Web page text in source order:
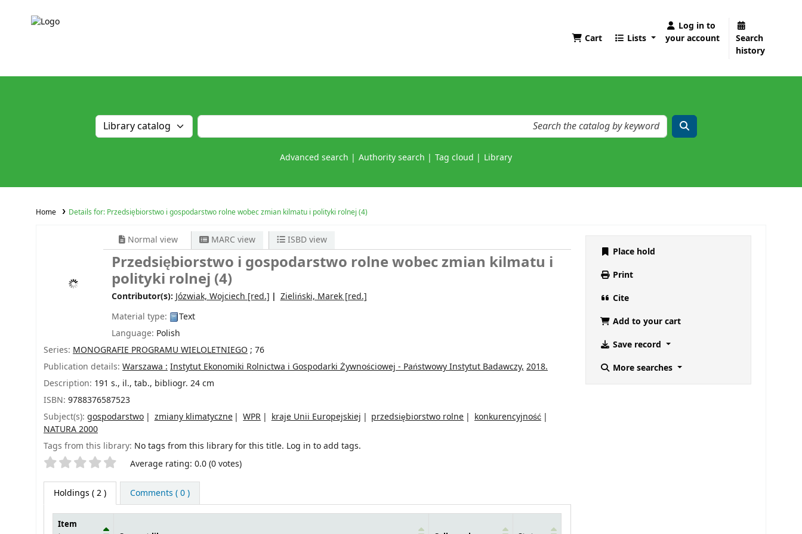
Cart Lists
Log in to
your account
Search
history
Advanced search Authority search Tag cloud Library
Home Details for: Przedsiębiorstwo i gospodarstwo rolne wobec zmian kilmatu i polityki rolnej (4)
Normal view MARC view ISBD view
Przedsiębiorstwo i gospodarstwo rolne wobec zmian kilmatu i
polityki rolnej (4)
Contributor(s): Józwiak, Wojciech [red.] Zieliński, Marek[red.]
Material type:
Text
Language: Polish
Series: MONOGRAFIE PROGRAMU WIELOLETNIEGO ; 76
Publication details: Warszawa : Instytut Ekonomiki Rolnictwa i Gospodarki Żywnościowej - Państwowy Instytut Badawczy, 2018.
Description: 191 s., il., tab., bibliogr. 24 cm
ISBN: 9788376587523
Subject(s): gospodarstwo zmiany klimatyczne WPR kraje Unii Europejskiej przedsiębiorstwo rolne
konkurencyjność
NATURA 2000
Tags from this library: No tags from this library for this title. Log in to add tags.
Star ratings Average rating: 0.0 (0 votes)
Holdings ( 2 ) Comments ( 0 )
Item
Place hold
Print
Cite
Add to your cart
Save record
More searches